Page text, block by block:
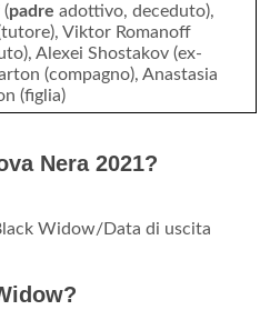
(padre adottivo, deceduto),
Viktor Romanoff
Alexei Shostakov (ex-
(compagno), Anastasia
(figlia)
Nera 2021?
Widow/Data di uscita